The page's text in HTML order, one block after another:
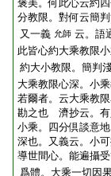
褒美。何此心云約
分教限。對何云簡
又一義 允師 云。語
此皆心約大乘教限
約大小教限。簡判
大乘教限心深。小
若爾者。云大乘教
勘之也 濟抄云。有
小乘。四分倶談意
深也。又義云。小
導世間心。能遍攝
爲體。大乘一切因